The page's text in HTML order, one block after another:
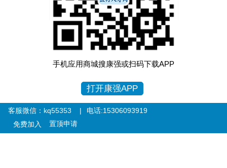
手机应用商城搜康强或扫码下载APP
打开康强APP
客服微信：kq55353 |
电话:15306093919
免费加入
置顶申请